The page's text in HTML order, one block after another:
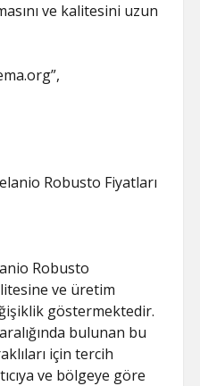
ve kalitesini uzun
Robusto Fiyatları
Robusto
ve üretim
göstermektedir.
bulunan bu
için tercih
ve bölgeye göre